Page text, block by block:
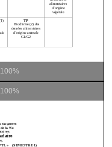
100%
100%